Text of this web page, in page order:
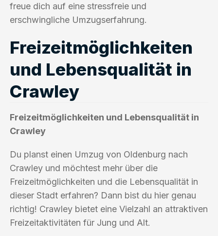
freue dich auf eine stressfreie und
erschwingliche Umzugserfahrung.
Freizeitmöglichkeiten
und Lebensqualität in
Crawley
Freizeitmöglichkeiten und Lebensqualität in
Crawley
Du planst einen Umzug von Oldenburg nach
Crawley und möchtest mehr über die
Freizeitmöglichkeiten und die Lebensqualität in
dieser Stadt erfahren? Dann bist du hier genau
richtig! Crawley bietet eine Vielzahl an attraktiven
Freizeitaktivitäten für Jung und Alt.